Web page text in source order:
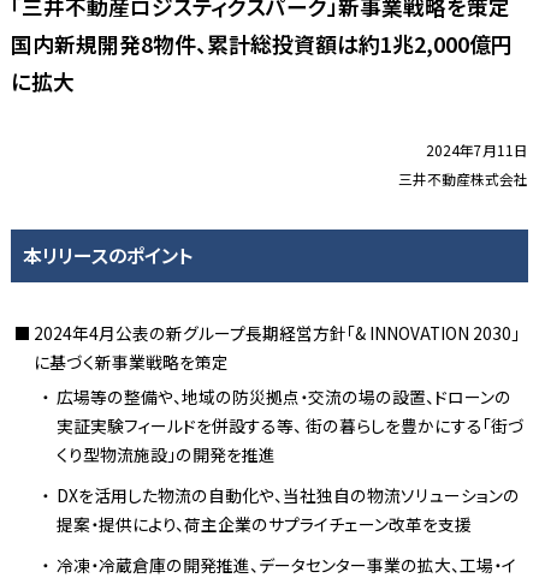
国内新規開発8物件、累計総投資額は約1兆2,000億円
に拡大
2024年7月11日
三井不動産株式会社
本リリースのポイント
2024年4月公表の新グループ長期経営方針「& INNOVATION 2030」
に基づく新事業戦略を策定
広場等の整備や、地域の防災拠点・交流の場の設置、ドローンの
実証実験フィールドを併設する等、 街の暮らしを豊かにする「街づ
くり型物流施設」の開発を推進
DXを活用した物流の自動化や、当社独自の物流ソリューションの
提案・提供により、荷主企業のサプライチェーン改革を支援
冷凍・冷蔵倉庫の開発推進、データセンター事業の拡大、工場・イ